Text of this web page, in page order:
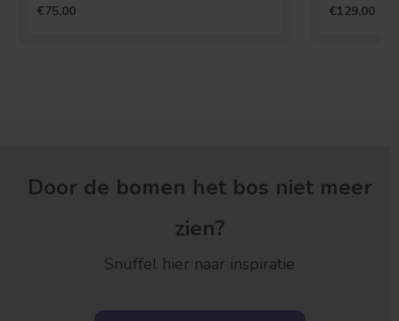
€75,00 €129,00
Door de bomen het bos niet meer
zien?
Snuffel hier naar inspiratie